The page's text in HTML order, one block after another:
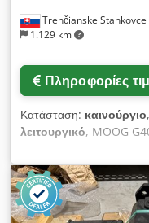
Trenčianske Stankovce
1.129 km
Πληροφορίες
Κατάσταση: καινούργιο
λειτουργικό, MOOG
ΦΡΕΝΟ Τύπος:
611A Ισχύς: 3,187 kW
λεπτό Ροπή: 11,2 Nm
φρένο (ΧΩΡΙΣ ΦΡΕΝΟ)
προστασίας IP65